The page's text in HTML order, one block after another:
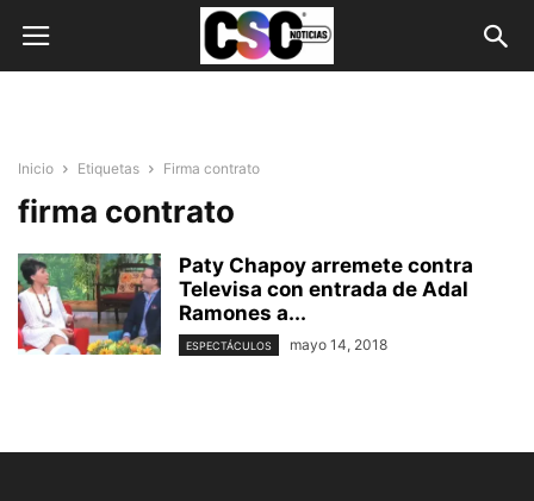
Inicio Etiquetas Firma contrato
firma contrato
Paty Chapoy arremete contra
Televisa con entrada de Adal
Ramones a...
ESPECTÁCULOS mayo 14, 2018